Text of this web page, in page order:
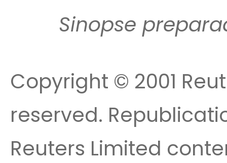
Sinopse
Copyright © 2001
reserved.
Reuters Limited